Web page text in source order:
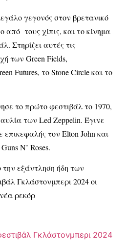
γεγονός στον βρετανικό
από τους χίπις, και το κίνημα
Στηρίζει αυτές τις
των Green Fields,
Futures, το Stone Circle και το
το πρώτο φεστιβάλ το 1970,
των Led Zeppelin. Έγινε
επικεφαλής τον Elton John και
N’ Roses.
εξάντληση ήδη των
Γκλάστονμπερι 2024 οι
ρεκόρ
Γκλάστονμπερι 2024